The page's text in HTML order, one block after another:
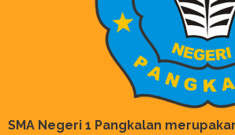
SMA Negeri 1 Pangkalan